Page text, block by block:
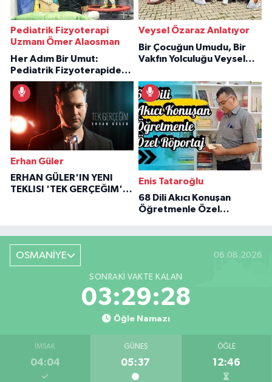
Pediatrik Fizyoterapi
Uzmanı Ömer Alaosman
Her Adım Bir Umut:
Pediatrik Fizyoterapiden
İlham Veren Hikâyeler
Veysel Özaraz Anlatıyor
Bir Çocuğun Umudu, Bir
Vakfın Yolculuğu Veysel
Erhan Güler
ERHAN GÜLER'IN YENI
TEKLISI 'TEK GERÇEĞIM'LE
Enis Tataroğlu
68 Dili Akıcı Konuşan
Öğretmenle Özel
OSMANİYE 06.08.2026
SONRAKI VAKTE KALAN
03:29:27
Öğle Namazı
İMSAK
04:04
GÜNEŞ
05:37
ÖĞLE
12:46